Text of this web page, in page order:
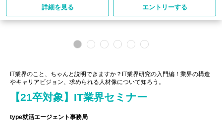
詳細を見る エントリーする
IT業界のこと、ちゃんと説明できますか？IT業界研究の入門編！業界の構造
やキャリアビジョン、求められる人材像について知ろう。
【21卒対象】IT業界セミナー
type就活エージェント事務局